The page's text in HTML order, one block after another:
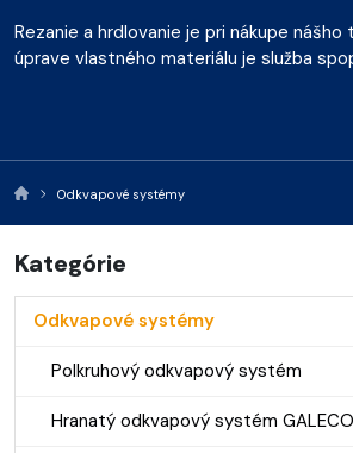
Rezanie a hrdlovanie je pri nákupe nášho
úprave vlastného materiálu je služba
Odkvapové systémy
Kategórie
Odkvapové systémy
Polkruhový odkvapový systém
Hranatý odkvapový systém GALECO